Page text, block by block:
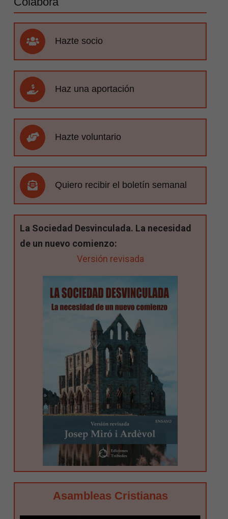
Hazte socio
Haz una aportación
Hazte voluntario
Quiero recibir el boletín semanal
La Sociedad Desvinculada. La necesidad
de un nuevo comienzo:
Versión revisada
Asambleas Cristianas